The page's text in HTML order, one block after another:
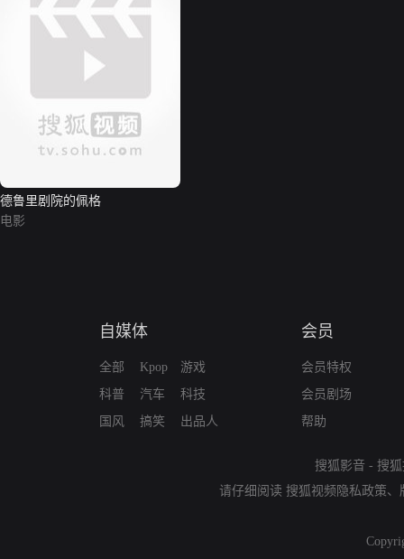
德鲁里剧院的佩格
电影
自媒体
全部
科普
国风
Kpop
汽车
搞笑
游戏
科技
出品人
会员
会员特权
会员剧场
帮助
搜狐影音 - 搜
请仔细阅读 搜狐视频隐私政策、